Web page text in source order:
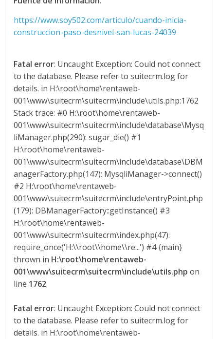
o
m
b
a
https://www.soy502.com/articulo/cuando-inicia-
construccion-paso-desnivel-san-lucas-24039
Fatal error: Uncaught Exception: Could not connect
to the database. Please refer to suitecrm.log for
details. in H:\root\home\rentaweb-
001\www\suitecrm\suitecrm\include\utils.php:1762
Stack trace: #0 H:\root\home\rentaweb-
001\www\suitecrm\suitecrm\include\database\Mysq
liManager.php(290): sugar_die() #1
H:\root\home\rentaweb-
001\www\suitecrm\suitecrm\include\database\DBM
anagerFactory.php(147): MysqliManager->connect()
#2 H:\root\home\rentaweb-
001\www\suitecrm\suitecrm\include\entryPoint.php
(179): DBManagerFactory::getInstance() #3
H:\root\home\rentaweb-
001\www\suitecrm\suitecrm\index.php(47):
require_once('H:\\root\\home\\re...') #4 {main}
thrown in H:\root\home\rentaweb-
001\www\suitecrm\suitecrm\include\utils.php on
line 1762
Fatal error: Uncaught Exception: Could not connect
to the database. Please refer to suitecrm.log for
details. in H:\root\home\rentaweb-